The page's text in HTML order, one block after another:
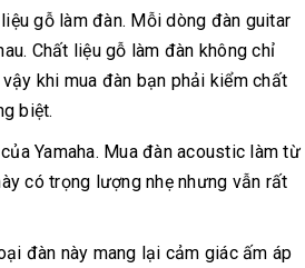
gỗ làm đàn. Mỗi dòng đàn guitar
Chất liệu gỗ làm đàn không chỉ
khi mua đàn bạn phải kiểm chất
biệt.
Yamaha. Mua đàn acoustic làm từ
có trọng lượng nhẹ nhưng vẫn rất
đàn này mang lại cảm giác ấm áp